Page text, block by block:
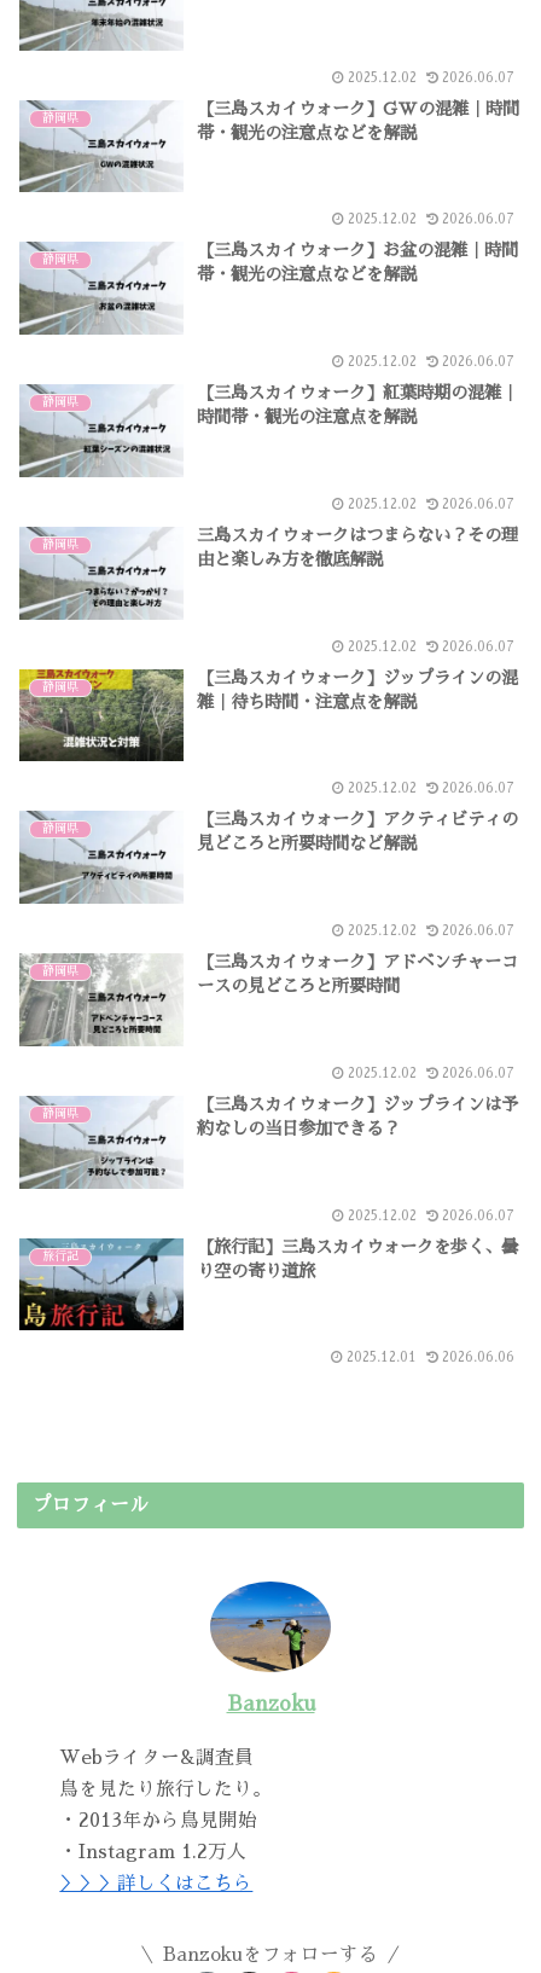
2025.12.02 2026.06.07
静岡県
【三島スカイウォーク】GWの混雑｜時間
帯・観光の注意点などを解説
2025.12.02 2026.06.07
静岡県
【三島スカイウォーク】お盆の混雑｜時間
帯・観光の注意点などを解説
2025.12.02 2026.06.07
静岡県
【三島スカイウォーク】紅葉時期の混雑｜
時間帯・観光の注意点を解説
2025.12.02 2026.06.07
静岡県
三島スカイウォークはつまらない？その理
由と楽しみ方を徹底解説
2025.12.02 2026.06.07
静岡県
【三島スカイウォーク】ジップラインの混
雑｜待ち時間・注意点を解説
2025.12.02 2026.06.07
静岡県
【三島スカイウォーク】アクティビティの
見どころと所要時間など解説
2025.12.02 2026.06.07
静岡県
【三島スカイウォーク】アドベンチャーコ
ースの見どころと所要時間
2025.12.02 2026.06.07
静岡県
【三島スカイウォーク】ジップラインは予
約なしの当日参加できる？
2025.12.02 2026.06.07
旅行記
【旅行記】三島スカイウォークを歩く、曇
り空の寄り道旅
2025.12.01 2026.06.06
プロフィール
Banzoku
Webライター&調査員
鳥を見たり旅行したり。
・2013年から鳥見開始
・Instagram 1.2万人
＞＞＞詳しくはこちら
Banzokuをフォローする